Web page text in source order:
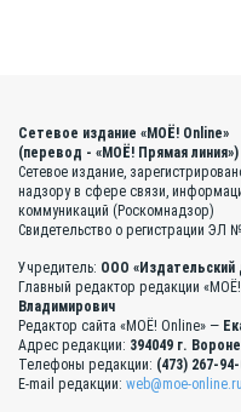
Сетевое издание «МОЁ! Online»
(перевод - «МОЁ! Прямая линия»)
Сетевое издание,
надзору в сфере связи,
коммуникаций (Роскомнадзор)
Свидетельство о регистрации ЭЛ
Учредитель: ООО «Издательский
Главный редактор редакции
Владимирович
Редактор сайта «МОЁ! Online» —
Адрес редакции: 394049 г.
Телефоны редакции: (473) 267-
E-mail редакции: web@moe-online.ru